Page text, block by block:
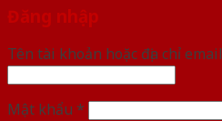
Đăng nhập
Tên tài khoản hoặc địa chỉ email
Mật khẩu *